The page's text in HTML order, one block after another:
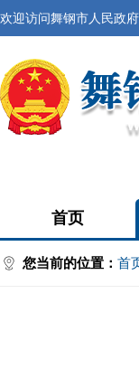
欢迎访问舞钢市人民政
首页
您当前的位置： 首